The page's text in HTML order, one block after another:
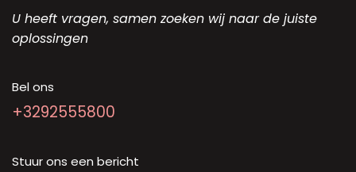
U heeft vragen, samen zoeken wij naar de juiste
oplossingen
Bel ons
+3292555800
Stuur ons een bericht